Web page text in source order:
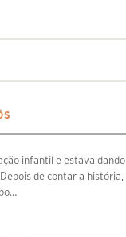
infantil e estava dando
de contar a história,